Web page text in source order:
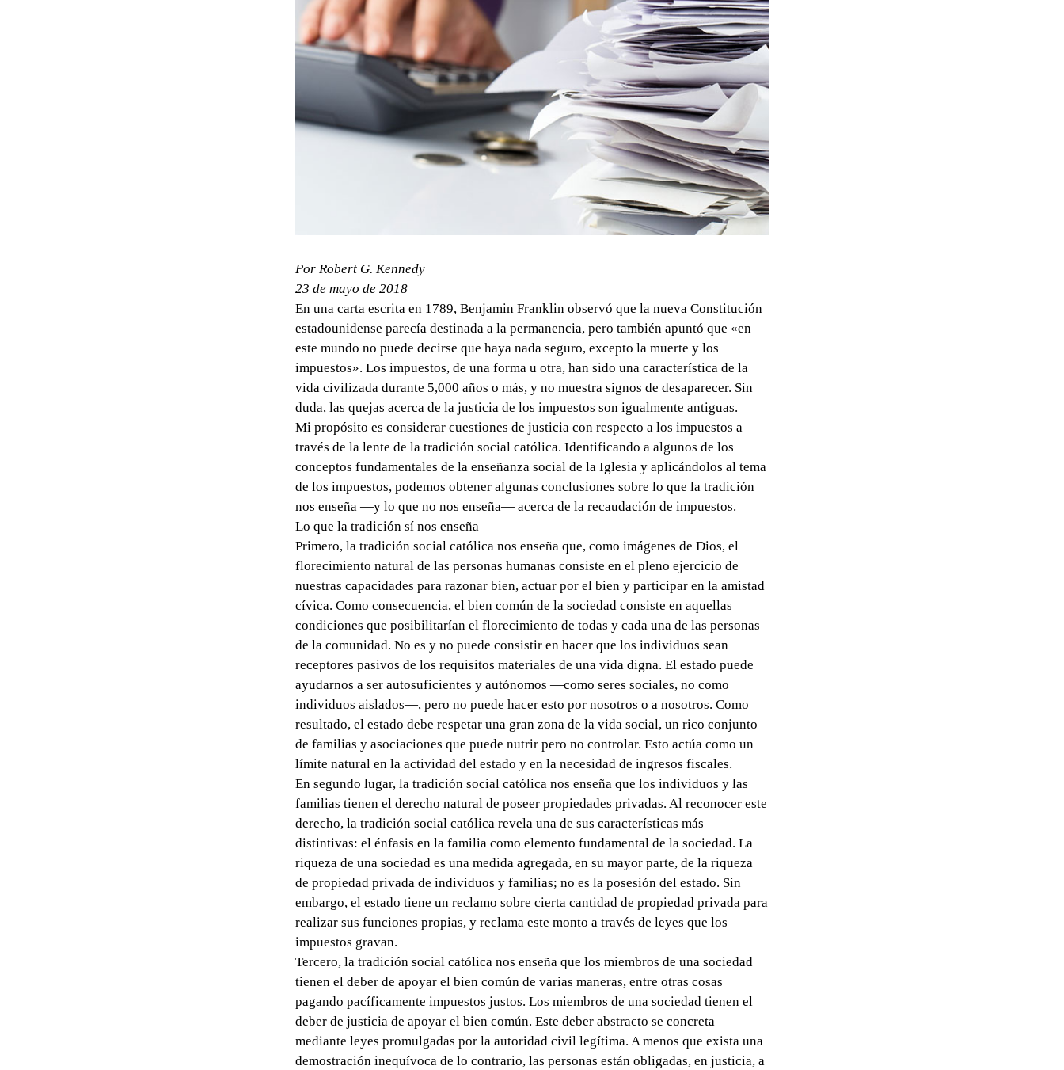
Por Robert G. Kennedy
23 de mayo de 2018
En una carta escrita en 1789, Benjamin Franklin observó que la nueva Constitución
estadounidense parecía destinada a la permanencia, pero también apuntó que «en
este mundo no puede decirse que haya nada seguro, excepto la muerte y los
impuestos». Los impuestos, de una forma u otra, han sido una característica de la
vida civilizada durante 5,000 años o más, y no muestra signos de desaparecer. Sin
duda, las quejas acerca de la justicia de los impuestos son igualmente antiguas.
Mi propósito es considerar cuestiones de justicia con respecto a los impuestos a
través de la lente de la tradición social católica. Identificando a algunos de los
conceptos fundamentales de la enseñanza social de la Iglesia y aplicándolos al tema
de los impuestos, podemos obtener algunas conclusiones sobre lo que la tradición
nos enseña —y lo que no nos enseña— acerca de la recaudación de impuestos.
Lo que la tradición sí nos enseña
Primero, la tradición social católica nos enseña que, como imágenes de Dios, el
florecimiento natural de las personas humanas consiste en el pleno ejercicio de
nuestras capacidades para razonar bien, actuar por el bien y participar en la amistad
cívica. Como consecuencia, el bien común de la sociedad consiste en aquellas
condiciones que posibilitarían el florecimiento de todas y cada una de las personas
de la comunidad. No es y no puede consistir en hacer que los individuos sean
receptores pasivos de los requisitos materiales de una vida digna. El estado puede
ayudarnos a ser autosuficientes y autónomos —como seres sociales, no como
individuos aislados—, pero no puede hacer esto por nosotros o a nosotros. Como
resultado, el estado debe respetar una gran zona de la vida social, un rico conjunto
de familias y asociaciones que puede nutrir pero no controlar. Esto actúa como un
límite natural en la actividad del estado y en la necesidad de ingresos fiscales.
En segundo lugar, la tradición social católica nos enseña que los individuos y las
familias tienen el derecho natural de poseer propiedades privadas. Al reconocer este
derecho, la tradición social católica revela una de sus características más
distintivas: el énfasis en la familia como elemento fundamental de la sociedad. La
riqueza de una sociedad es una medida agregada, en su mayor parte, de la riqueza
de propiedad privada de individuos y familias; no es la posesión del estado. Sin
embargo, el estado tiene un reclamo sobre cierta cantidad de propiedad privada para
realizar sus funciones propias, y reclama este monto a través de leyes que los
impuestos gravan.
Tercero, la tradición social católica nos enseña que los miembros de una sociedad
tienen el deber de apoyar el bien común de varias maneras, entre otras cosas
pagando pacíficamente impuestos justos. Los miembros de una sociedad tienen el
deber de justicia de apoyar el bien común. Este deber abstracto se concreta
mediante leyes promulgadas por la autoridad civil legítima. A menos que exista una
demostración inequívoca de lo contrario, las personas están obligadas, en justicia, a